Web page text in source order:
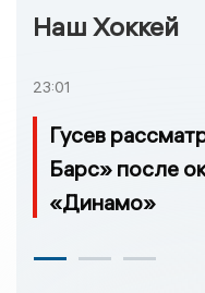
Наш Хоккей
23:01
Гусев
Барс» после
«Динамо»